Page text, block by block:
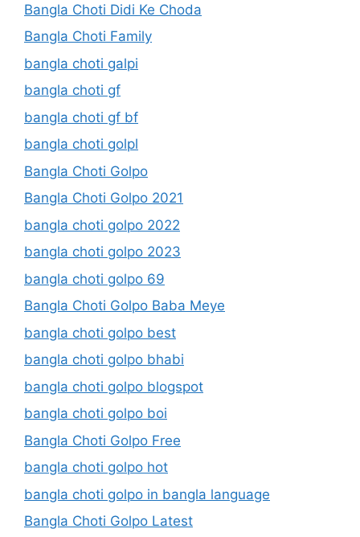
Bangla Choti Didi Ke Choda
Bangla Choti Family
bangla choti galpi
bangla choti gf
bangla choti gf bf
bangla choti golpl
Bangla Choti Golpo
Bangla Choti Golpo 2021
bangla choti golpo 2022
bangla choti golpo 2023
bangla choti golpo 69
Bangla Choti Golpo Baba Meye
bangla choti golpo best
bangla choti golpo bhabi
bangla choti golpo blogspot
bangla choti golpo boi
Bangla Choti Golpo Free
bangla choti golpo hot
bangla choti golpo in bangla language
Bangla Choti Golpo Latest